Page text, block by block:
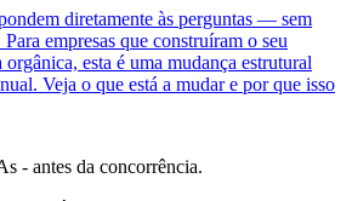
diretamente às perguntas — sem
empresas que construíram o seu
esta é uma mudança estrutural
Veja o que está a mudar e por que isso
- antes da concorrência.